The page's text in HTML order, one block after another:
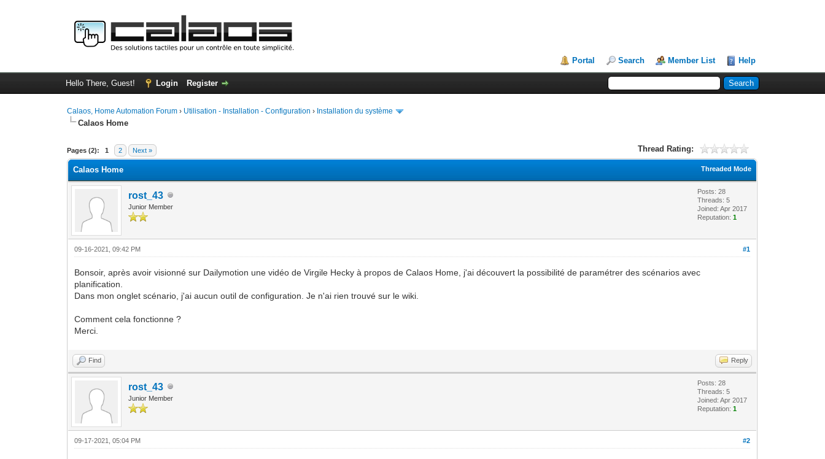
Portal Search Member List Help
Hello There, Guest! Login Register
Calaos, Home Automation Forum › Utilisation - Installation - Configuration › Installation du système
Calaos Home
Pages (2): 1 2 Next » Thread Rating:
0 Vote(s) - 0 Average
1
2
3
4
5
Threaded Mode
Calaos Home
rost_43
Junior Member
Posts: 28
Threads: 5
Joined: Apr 2017
Reputation:1
#1
09-16-2021, 09:42 PM
Bonsoir, après avoir visionné sur Dailymotion une vidéo de Virgile Hecky à propos de Calaos Home, j'ai découvert la possibilité de paramétrer des scénarios avec
planification.
Dans mon onglet scénario, j'ai aucun outil de configuration. Je n'ai rien trouvé sur le wiki.
Comment cela fonctionne ?
Merci.
Find Reply
rost_43
Junior Member
Posts: 28
Threads: 5
Joined: Apr 2017
Reputation:1
#2
09-17-2021, 05:04 PM